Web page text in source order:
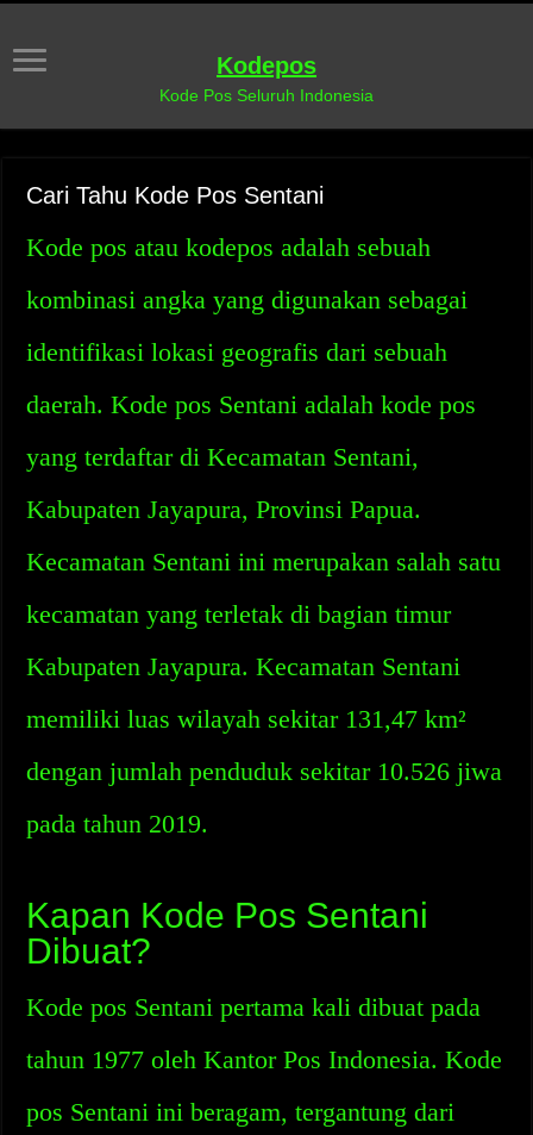
Kodepos
Kode Pos Seluruh Indonesia
Cari Tahu Kode Pos Sentani
Kode pos atau kodepos adalah sebuah
kombinasi angka yang digunakan sebagai
identifikasi lokasi geografis dari sebuah
daerah. Kode pos Sentani adalah kode pos
yang terdaftar di Kecamatan Sentani,
Kabupaten Jayapura, Provinsi Papua.
Kecamatan Sentani ini merupakan salah satu
kecamatan yang terletak di bagian timur
Kabupaten Jayapura. Kecamatan Sentani
memiliki luas wilayah sekitar 131,47 km²
dengan jumlah penduduk sekitar 10.526 jiwa
pada tahun 2019.
Kapan Kode Pos Sentani
Dibuat?
Kode pos Sentani pertama kali dibuat pada
tahun 1977 oleh Kantor Pos Indonesia. Kode
pos Sentani ini beragam, tergantung dari